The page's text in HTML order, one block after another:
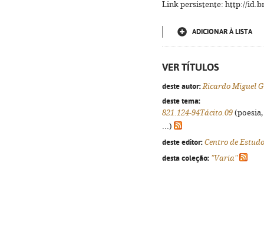
Link persistente: http://
ADICIONAR À LISTA
VER TÍTULOS
deste autor: Ricardo Miguel
deste tema:
821.124-94Tácito.09
...)
deste editor: Centro de
desta coleção: "Varia"